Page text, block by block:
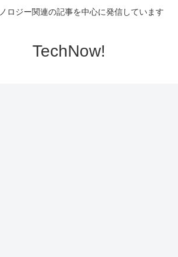
ロジー関連の記事を中心に発信しています
TechNow!